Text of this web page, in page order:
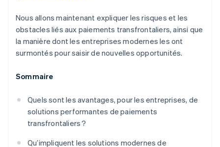
Nous allons maintenant expliquer les risques et les
obstacles liés aux paiements transfrontaliers, ainsi que
la manière dont les entreprises modernes les ont
surmontés pour saisir de nouvelles opportunités.
Sommaire
Quels sont les avantages, pour les entreprises, de
solutions performantes de paiements
transfrontaliers ?
Qu’impliquent les solutions modernes de